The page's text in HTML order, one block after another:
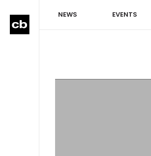
NEWS EVENTS